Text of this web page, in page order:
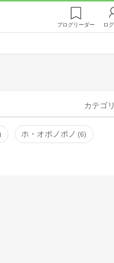
ブログリーダー ロ
カテゴ
ホ・オポノポノ 6